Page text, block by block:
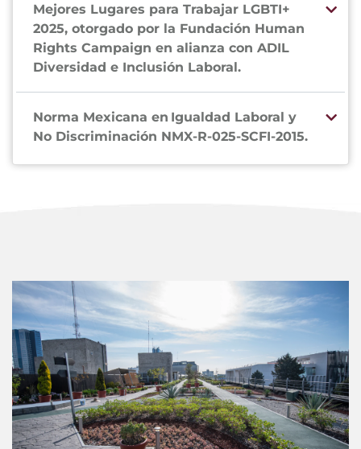
Mejores Lugares para Trabajar LGBTI+
2025, otorgado por la Fundación Human
Rights Campaign en alianza con ADIL
Diversidad e Inclusión Laboral.
Norma Mexicana en Igualdad Laboral y
No Discriminación NMX-R-025-SCFI-2015.